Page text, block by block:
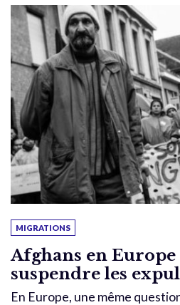
MIGRATIONS
Afghans en
suspendre les
En Europe, une même